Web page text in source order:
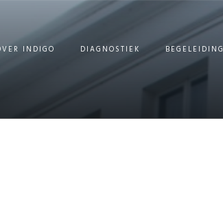
INDIGO DIAGNOSTIEK BEGELEIDING